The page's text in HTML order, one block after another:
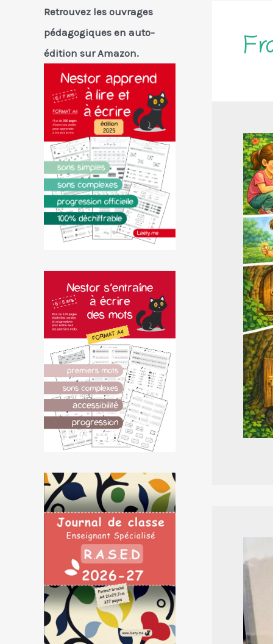
Retrouvez les ouvrages
pédagogiques en auto-
édition sur Amazon.